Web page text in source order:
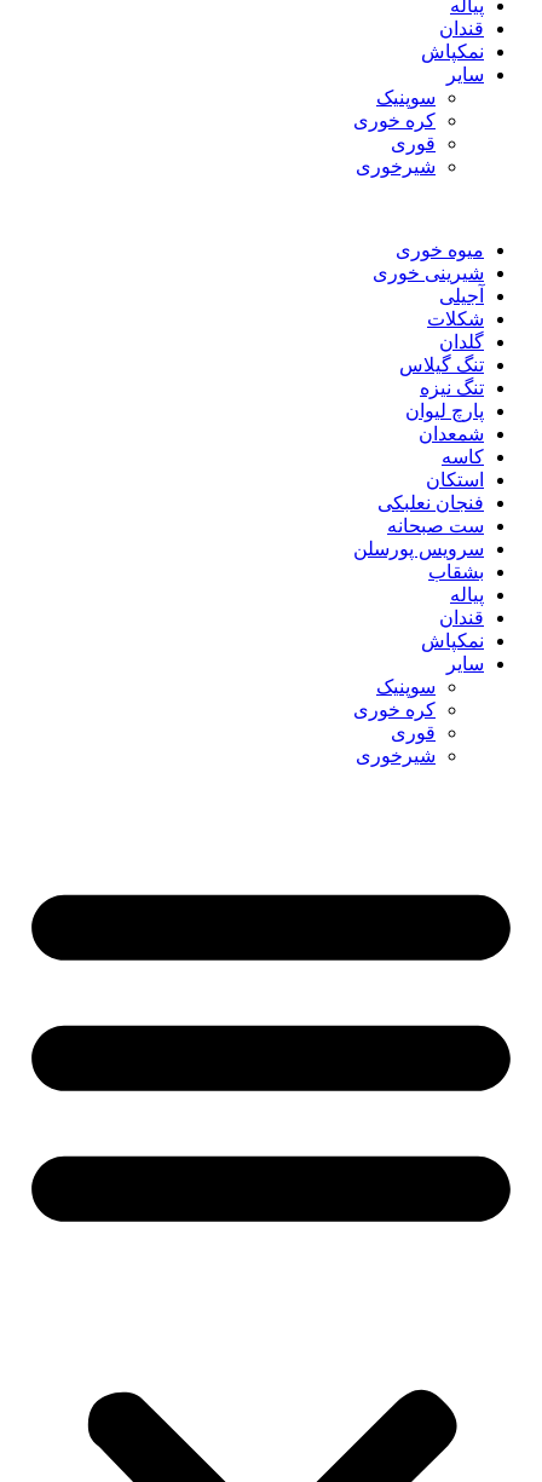
پیاله
قندان
نمکپاش
سایر
سوپنیک
کره خوری
قوری
شیرخوری
میوه خوری
شیرینی خوری
آجیلی
شکلات
گلدان
تنگ گیلاس
تنگ نیزه
پارچ لیوان
شمعدان
کاسه
استکان
فنجان نعلبکی
ست صبحانه
سرویس پورسلن
بشقاب
پیاله
قندان
نمکپاش
سایر
سوپنیک
کره خوری
قوری
شیرخوری